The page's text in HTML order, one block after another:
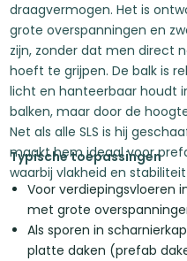
draagvermogen. Het is
grote overspanningen en
zijn, zonder dat men direct
hoeft te grijpen. De balk is
licht en hanteerbaar houdt
balken, maar door de
Net als alle SLS is hij
maakt hem ideaal voor
waarbij vlakheid en
Typische toepassingen
Voor verdiepingsvloeren
met grote
Als sporen in
platte daken (prefab